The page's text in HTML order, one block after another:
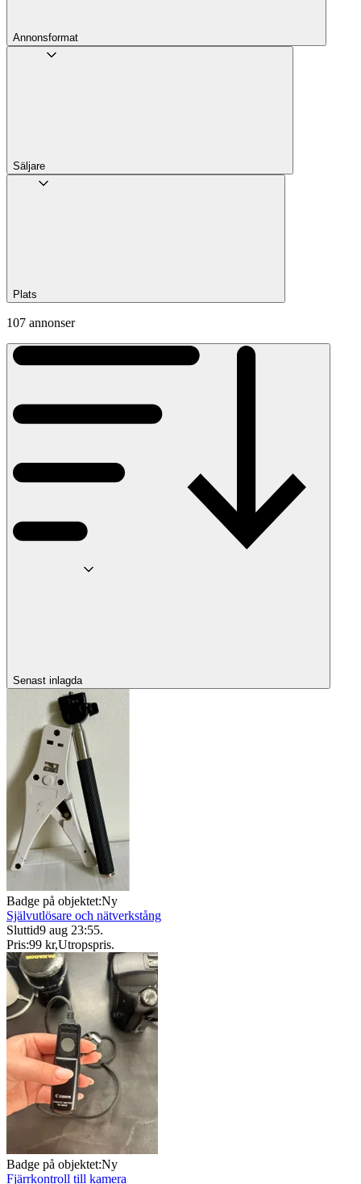
Annons­format
Säljare
Plats
107 annonser
Senast inlagda
Badge på objektet:Ny
Självutlösare och nätverkstång
Sluttid9 aug 23:55.
Pris:99 kr,Utropspris.
Badge på objektet:Ny
Fjärrkontroll till kamera